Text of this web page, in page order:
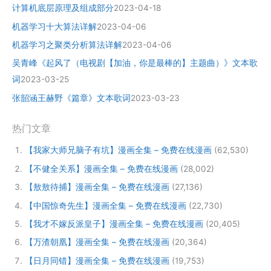
计算机底层原理及组成部分2023-04-18
机器学习十大算法详解2023-04-06
机器学习之聚类分析算法详解2023-04-06
吴青峰《起风了（电视剧【加油，你是最棒的】主题曲）》文本歌
词2023-03-25
张韶涵王赫野《篇章》文本歌词2023-03-23
热门文章
【我家大师兄脑子有坑】漫画全集 – 免费在线漫画 (62,530)
【不健全关系】漫画全集 – 免费在线漫画 (28,002)
【敖敖待捕】漫画全集 – 免费在线漫画 (27,136)
【中国惊奇先生】漫画全集 – 免费在线漫画 (22,730)
【我才不嫁反派皇子】漫画全集 – 免费在线漫画 (20,405)
【万渣朝凰】漫画全集 – 免费在线漫画 (20,364)
【日月同错】漫画全集 – 免费在线漫画 (19,753)